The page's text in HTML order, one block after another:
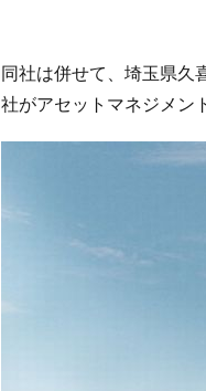
同社は併せて、埼玉県久
社がアセットマネジメン